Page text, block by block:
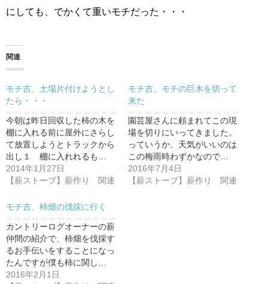
にしても、でかくて重いモチだった・・・
関連
モチ吉、土場片付けようとし
たら・・・
今朝は昨日回収した柿の木を
棚に入れる前に屋外にさらし
て放置しようとトラックから
出し１ 棚に入れれるも…
2014年1月27日
【薪ストーブ】薪作り 関連
モチ吉、モチの巨木を切って
来た
園芸屋さんに頼まれてこの現
場を切りにいってきました。
っていうか、天気がいいのは
この梅雨時わずかなので…
2016年7月4日
【薪ストーブ】薪作り 関連
モチ吉、柿畑の伐採に行く
カントリーログオーナーの薪
仲間の紹介で、柿畑を伐採す
るお手伝いをすることになっ
たんですが僕も柿に関し…
2016年2月1日